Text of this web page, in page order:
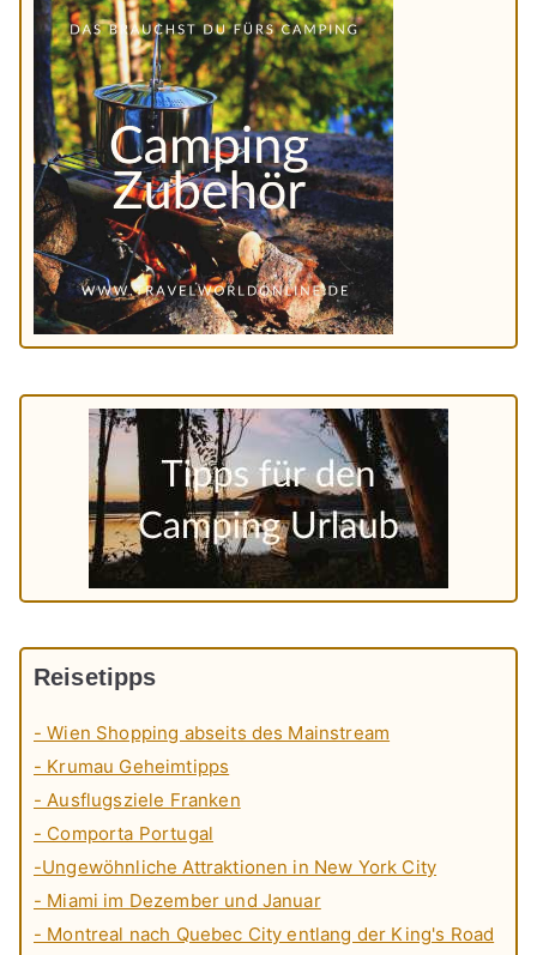
Reisetipps
- Wien Shopping abseits des Mainstream
- Krumau Geheimtipps
- Ausflugsziele Franken
- Comporta Portugal
-Ungewöhnliche Attraktionen in New York City
- Miami im Dezember und Januar
- Montreal nach Quebec City entlang der King's Road